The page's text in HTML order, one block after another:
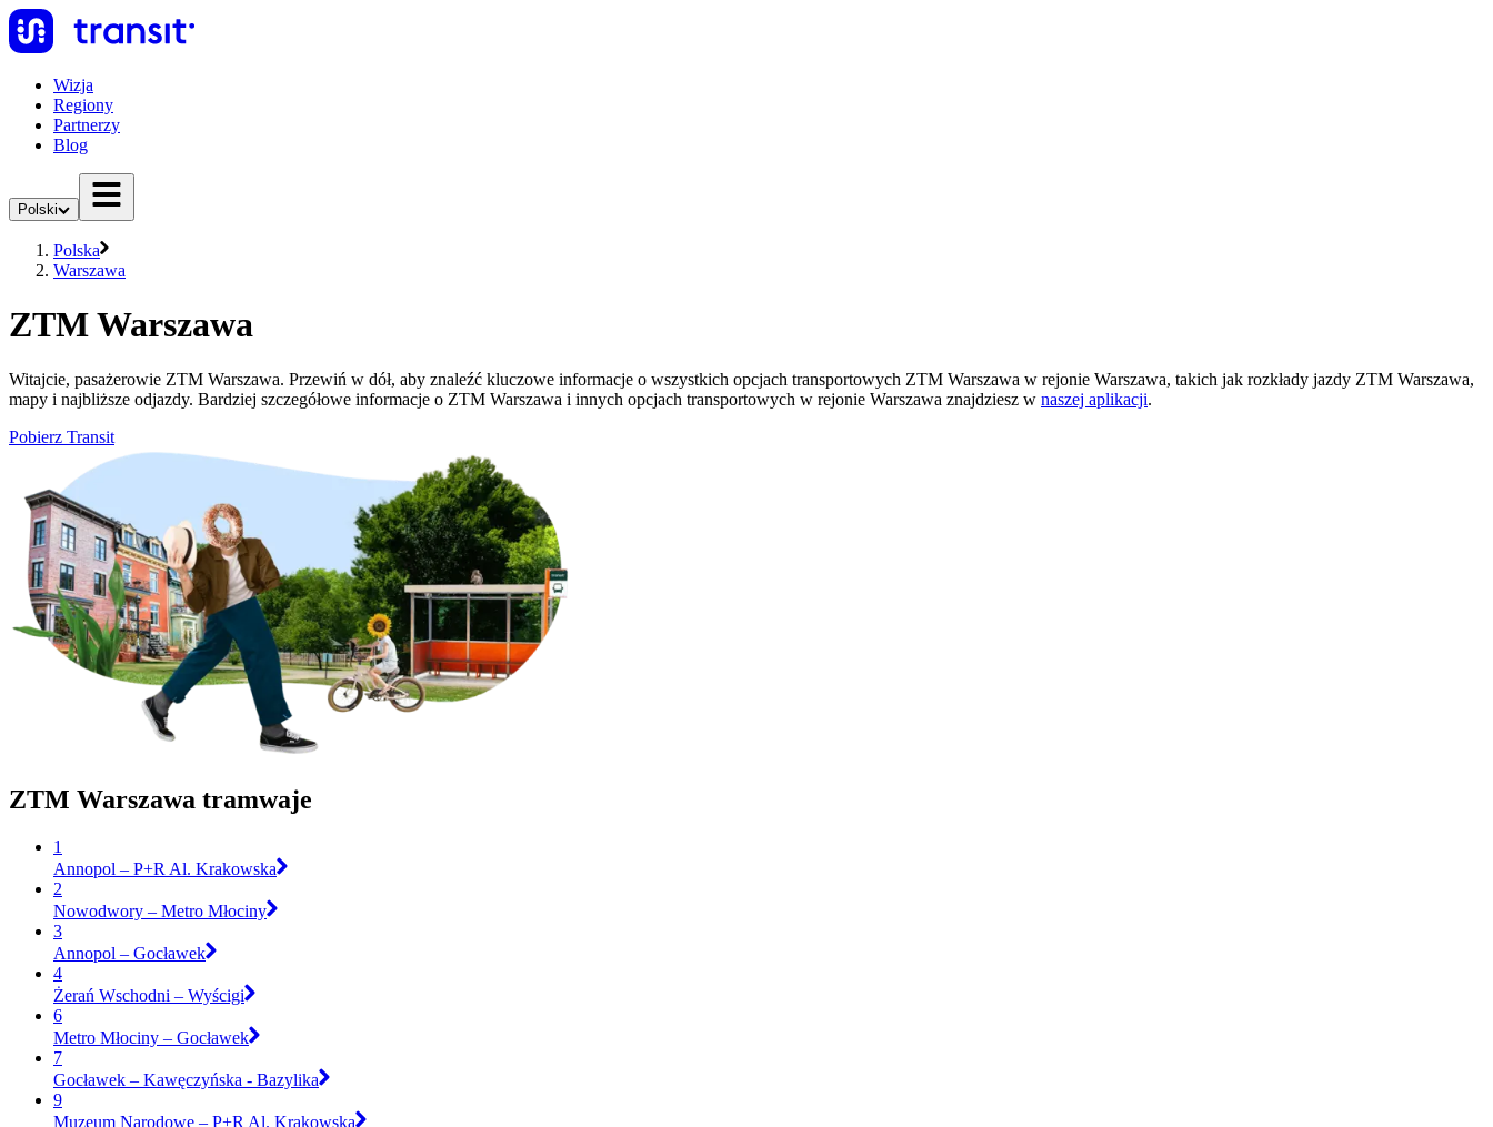
Wizja
Regiony
Partnerzy
Blog
Polski
Polska
Warszawa
ZTM Warszawa
Witajcie, pasażerowie ZTM Warszawa. Przewiń w dół, aby znaleźć kluczowe informacje o wszystkich opcjach transportowych ZTM Warszawa w rejonie Warszawa, takich jak rozkłady jazdy ZTM Warszawa,
mapy i najbliższe odjazdy. Bardziej szczegółowe informacje o ZTM Warszawa i innych opcjach transportowych w rejonie Warszawa znajdziesz w naszej aplikacji.
Pobierz Transit
ZTM Warszawa tramwaje
1
Annopol – P+R Al. Krakowska
2
Nowodwory – Metro Młociny
3
Annopol – Gocławek
4
Żerań Wschodni – Wyścigi
6
Metro Młociny – Gocławek
7
Gocławek – Kawęczyńska - Bazylika
9
Muzeum Narodowe – P+R Al. Krakowska